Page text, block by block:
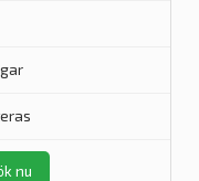
nu